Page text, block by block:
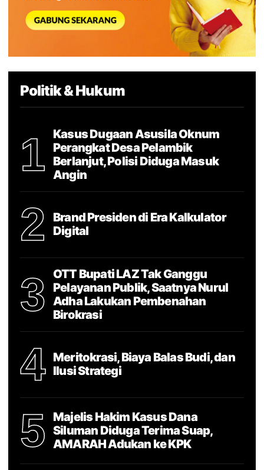
Politik & Hukum
1
Kasus Dugaan Asusila Oknum
Perangkat Desa Pelambik
Berlanjut, Polisi Diduga Masuk
Angin
2
Brand Presiden di Era Kalkulator
Digital
3
OTT Bupati LAZ Tak Ganggu
Pelayanan Publik, Saatnya Nurul
Adha Lakukan Pembenahan
Birokrasi
4
Meritokrasi, Biaya Balas Budi, dan
Ilusi Strategi
5
Majelis Hakim Kasus Dana
Siluman Diduga Terima Suap,
AMARAH Adukan ke KPK